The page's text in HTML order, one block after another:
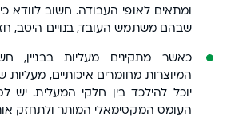
ומתאים לאופי העבודה. חשוב לוודא
שבהם משתמש העובד, בנויים היטב,
כאשר מתקינים מעליות בבניין,
המיוצרות מחומרים איכותיים,
יוכל להילכד בין חלקי המעלית. יש
העומס המקסימאלי המותר ולתחזק